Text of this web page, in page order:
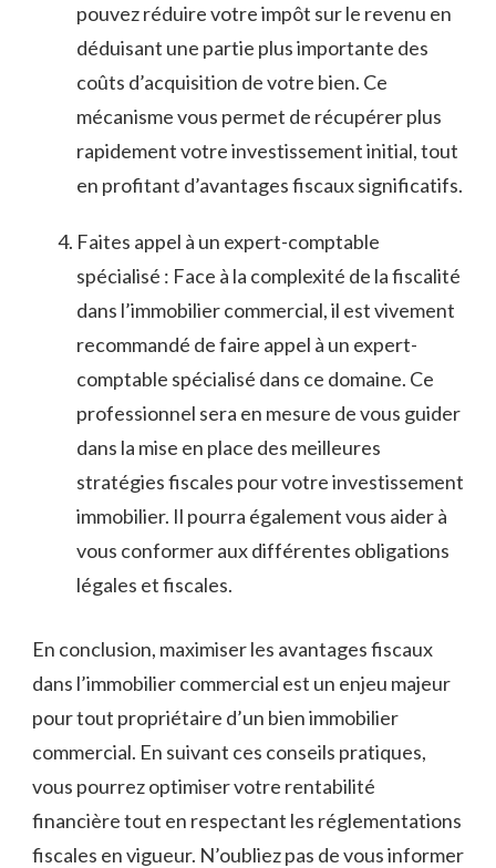
pouvez réduire votre impôt sur le revenu en
déduisant une partie plus ⁢importante des⁣
coûts ⁣d’acquisition de ⁣votre‌ bien. ⁤Ce
mécanisme vous‌ permet de récupérer​ plus
rapidement votre investissement initial, ⁤tout
en profitant ​d’avantages fiscaux significatifs.
Faites appel⁤ à ⁣un expert-comptable ​
spécialisé : Face à la complexité ⁣de la fiscalité
dans l’immobilier ⁣commercial, il est vivement
recommandé de‌ faire appel à un ⁢expert-
comptable spécialisé dans ce ⁤domaine. Ce
professionnel sera en mesure de vous⁤ guider
dans la mise ‍en place des meilleures​
stratégies fiscales‌ pour votre investissement
immobilier. Il pourra également vous aider à
vous​ conformer‍ aux différentes obligations
légales et fiscales.
En conclusion, ⁤maximiser les⁢ avantages fiscaux
dans ‍l’immobilier⁤ commercial est un enjeu⁢ majeur
pour‍ tout⁤ propriétaire d’un​ bien immobilier
⁣commercial.‍ En suivant ces conseils pratiques,
vous⁣ pourrez optimiser⁢ votre rentabilité
financière tout en respectant les‍ réglementations
fiscales en ⁣vigueur.⁣ N’oubliez pas de vous informer